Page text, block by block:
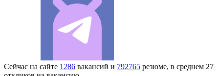
Сейчас на сайте 1286 вакансий и 792765 резюме, в среднем 27